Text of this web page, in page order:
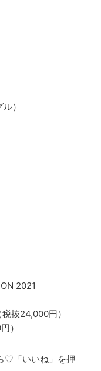
）
2021
抜24,000円）
）